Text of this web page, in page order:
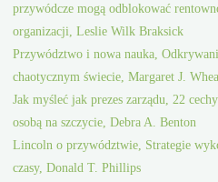
przywódcze mogą odblokować
organizacji, Leslie Wilk Braksick
Przywództwo i nowa nauka,
chaotycznym świecie, Margaret J.
Jak myśleć jak prezes zarządu, 22
osobą na szczycie, Debra A. Benton
Lincoln o przywództwie, Strategie
czasy, Donald T. Phillips